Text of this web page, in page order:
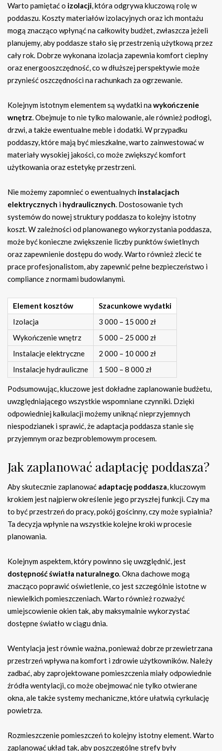
Warto pamiętać o izolacji, która odgrywa kluczową rolę w
poddaszu. Koszty materiałów izolacyjnych oraz ich montażu
mogą znacząco wpłynąć na całkowity budżet, zwłaszcza jeżeli
planujemy, aby poddasze stało się przestrzenią użytkową przez
cały rok. Dobrze wykonana izolacja zapewnia komfort cieplny
oraz energooszczędność, co w dłuższej perspektywie może
przynieść oszczędności na rachunkach za ogrzewanie.
Kolejnym istotnym elementem są wydatki nawykończenie
wnętrz. Obejmuje to nie tylko malowanie, ale również podłogi,
drzwi, a także ewentualne meble i dodatki. W przypadku
poddaszy, które mają być mieszkalne, warto zainwestować w
materiały wysokiej jakości, co może zwiększyć komfort
użytkowania oraz estetykę przestrzeni.
Nie możemy zapomnieć o ewentualnych instalacjach
elektrycznych i hydraulicznych. Dostosowanie tych
systemów do nowej struktury poddasza to kolejny istotny
koszt. W zależności od planowanego wykorzystania poddasza,
może być konieczne zwiększenie liczby punktów świetlnych
oraz zapewnienie dostępu do wody. Warto również zlecić te
prace profesjonalistom, aby zapewnić pełne bezpieczeństwo i
compliance z normami budowlanymi.
Element kosztów
Szacunkowe wydatki
Izolacja
3 000 – 15 000 zł
Wykończenie wnętrz
5 000 – 25 000 zł
Instalacje elektryczne
2 000 – 10 000 zł
Instalacje hydrauliczne
1 500 – 8 000 zł
Podsumowując, kluczowe jest dokładne zaplanowanie budżetu,
uwzględniającego wszystkie wspomniane czynniki. Dzięki
odpowiedniej kalkulacji możemy uniknąć nieprzyjemnych
niespodzianek i sprawić, że adaptacja poddasza stanie się
przyjemnym oraz bezproblemowym procesem.
Jak zaplanować adaptację poddasza?
Aby skutecznie zaplanować adaptację poddasza, kluczowym
krokiem jest najpierw określenie jego przyszłej funkcji. Czy ma
to być przestrzeń do pracy, pokój gościnny, czy może sypialnia?
Ta decyzja wpłynie na wszystkie kolejne kroki w procesie
planowania.
Kolejnym aspektem, który powinno się uwzględnić, jest
dostępność światła naturalnego. Okna dachowe mogą
znacząco poprawić oświetlenie, co jest szczególnie istotne w
niewielkich pomieszczeniach. Warto również rozważyć
umiejscowienie okien tak, aby maksymalnie wykorzystać
dostępne światło w ciągu dnia.
Wentylacja jest równie ważna, ponieważ dobrze przewietrzana
przestrzeń wpływa na komfort i zdrowie użytkowników. Należy
zadbać, aby zaprojektowane pomieszczenia miały odpowiednie
źródła wentylacji, co może obejmować nie tylko otwierane
okna, ale także systemy mechaniczne, które ułatwią cyrkulację
powietrza.
Rozmieszczenie pomieszczeń to kolejny istotny element. Warto
zaplanować układ tak, aby poszczególne strefy były